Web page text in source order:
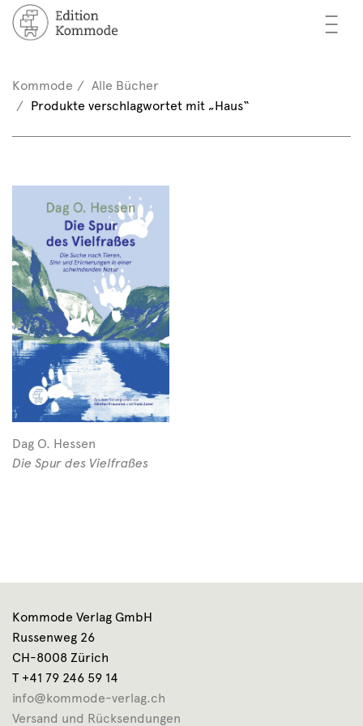
—
—
—
/ Registrieren
(0)
Kommode
Alle Bücher
Produkte verschlagwortet mit „Haus“
Dag O. Hessen
Die Spur des Vielfraßes
Kommode Verlag GmbH
Russenweg 26
CH-8008 Zürich
T +41 79 246 59 14
info@kommode-verlag.ch
Versand und Rücksendungen